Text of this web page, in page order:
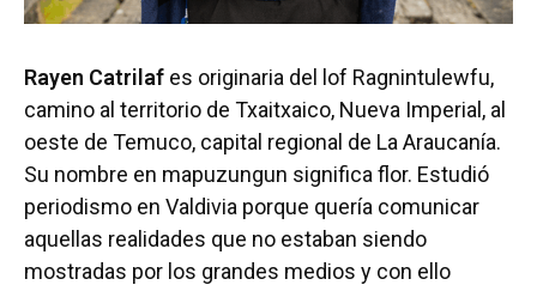
Rayen Catrilaf es originaria del lof Ragnintulewfu,
camino al territorio de Txaitxaico, Nueva Imperial, al
oeste de Temuco, capital regional de La Araucanía.
Su nombre en mapuzungun significa flor. Estudió
periodismo en Valdivia porque quería comunicar
aquellas realidades que no estaban siendo
mostradas por los grandes medios y con ello